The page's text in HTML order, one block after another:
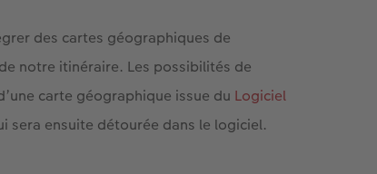
des cartes géographiques de
notre itinéraire. Les possibilités de
carte géographique issue du Logiciel
sera ensuite détourée dans le logiciel.